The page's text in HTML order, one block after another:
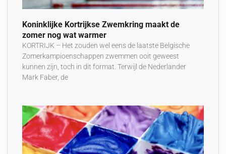
Koninklijke Kortrijkse Zwemkring maakt de
zomer nog wat warmer
KORTRIJK – Het zouden wel eens de laatste Belgische
Zomerkampioenschappen zwemmen ooit geweest
kunnen zijn, toch in dit format. Terwijl de Nederlander
Mark Faber, de